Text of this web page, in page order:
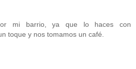
mi barrio, ya que lo haces con
toque y nos tomamos un café.